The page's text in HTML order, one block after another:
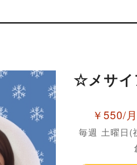
☆メサ
￥550/月
毎週 土曜日(